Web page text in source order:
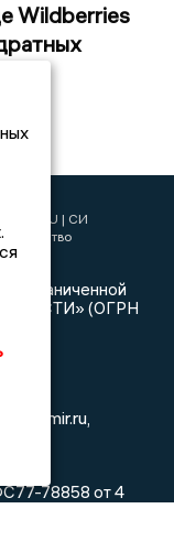
Wildberries
| СИ
ограниченной
(ОГРН
,
78858 от 4